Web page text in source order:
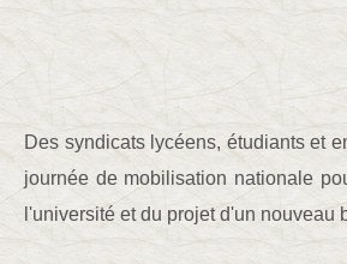
Des syndicats lycéens, étudiants et
journée de mobilisation nationale
l'université et du projet d'un nouveau